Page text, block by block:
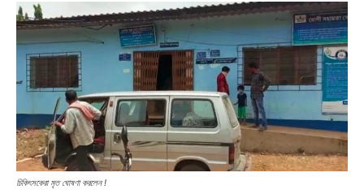
চিকিৎসকেরা মৃত ঘোষণা করলেন !